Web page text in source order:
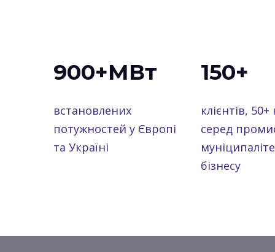
900+МВт
встановлених
потужностей у Європі
та Україні
150+
клієнтів, 50+
серед
бізнесу